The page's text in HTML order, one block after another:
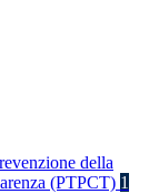
della
(PTPCT) 1